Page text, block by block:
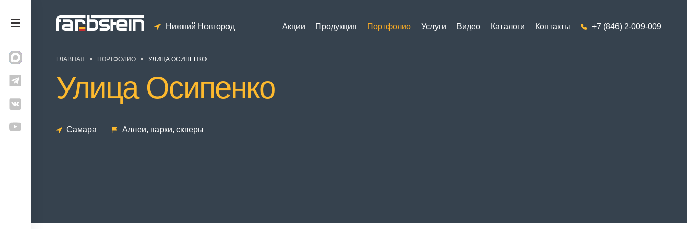
Нижний Новгород Акции Продукция Портфолио Услуги Видео Каталоги Контакты +7 (846) 2-009-009
ГЛАВНАЯ ПОРТФОЛИО УЛИЦА ОСИПЕНКО
Улица Осипенко
Самара Аллеи, парки, скверы